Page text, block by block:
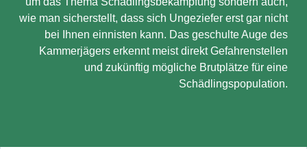
wie man sicherstellt, dass sich Ungeziefer erst gar nicht
bei Ihnen einnisten kann. Das geschulte Auge des
Kammerjägers erkennt meist direkt Gefahrenstellen
und zukünftig mögliche Brutplätze für eine
Schädlingspopulation.